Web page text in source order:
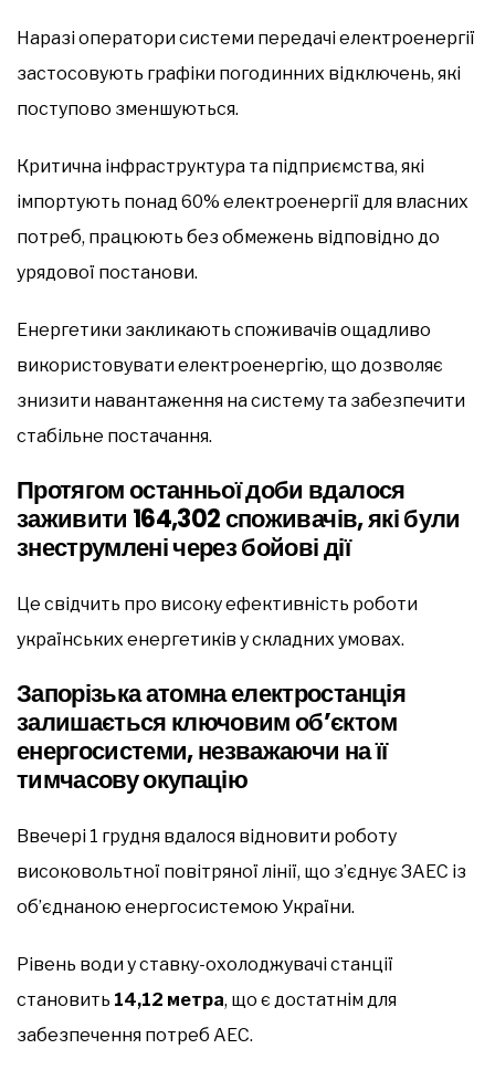
Наразі оператори системи передачі електроенергії
застосовують графіки погодинних відключень, які
поступово зменшуються.
Критична інфраструктура та підприємства, які
імпортують понад 60% електроенергії для власних
потреб, працюють без обмежень відповідно до
урядової постанови.
Енергетики закликають споживачів ощадливо
використовувати електроенергію, що дозволяє
знизити навантаження на систему та забезпечити
стабільне постачання.
Протягом останньої доби вдалося
заживити 164,302 споживачів, які були
знеструмлені через бойові дії
Це свідчить про високу ефективність роботи
українських енергетиків у складних умовах.
Запорізька атомна електростанція
залишається ключовим об’єктом
енергосистеми, незважаючи на її
тимчасову окупацію
Ввечері 1 грудня вдалося відновити роботу
високовольтної повітряної лінії, що з’єднує ЗАЕС із
об’єднаною енергосистемою України.
Рівень води у ставку-охолоджувачі станції
становить 14,12 метра, що є достатнім для
забезпечення потреб АЕС.